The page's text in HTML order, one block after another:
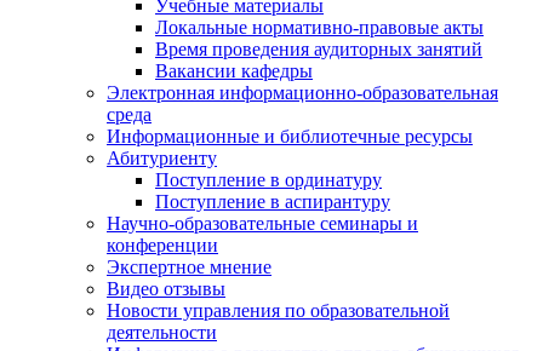
Учебные материалы
Локальные нормативно-правовые акты
Время проведения аудиторных занятий
Вакансии кафедры
Электронная информационно-образовательная
среда
Информационные и библиотечные ресурсы
Абитуриенту
Поступление в ординатуру
Поступление в аспирантуру
Научно-образовательные семинары и
конференции
Экспертное мнение
Видео отзывы
Новости управления по образовательной
деятельности